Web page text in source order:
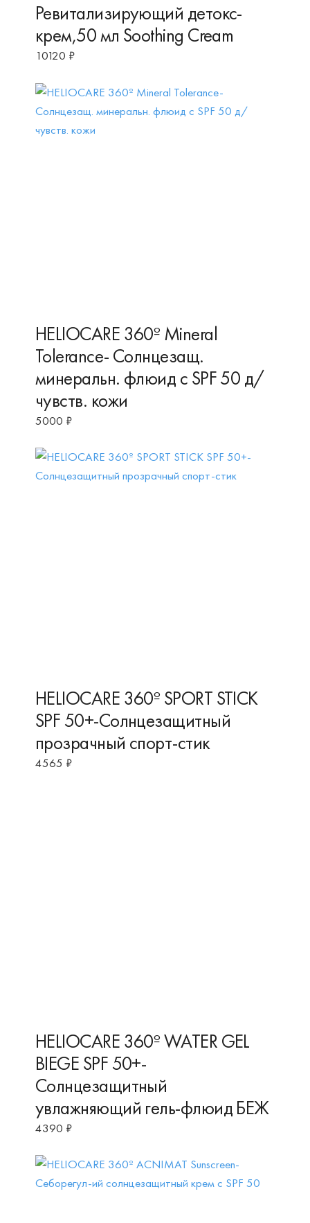
Ревитализирующий детокс-
крем,50 мл Soothing Cream
10120 ₽
HELIOCARE 360º Mineral
Tolerance- Солнцезащ.
минеральн. флюид с SPF 50 д/
чувств. кожи
5000 ₽
HELIOCARE 360º SPORT STICK
SPF 50+-Солнцезащитный
прозрачный спорт-стик
4565 ₽
HELIOCARE 360º WATER GEL
BIEGE SPF 50+-
Солнцезащитный
увлажняющий гель-флюид БЕЖ
4390 ₽